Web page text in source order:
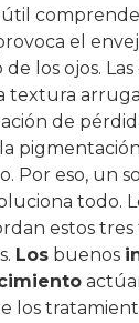
útil
el
los ojos.
textura
de
Por eso, un
todo.
estos
Los buenos
los